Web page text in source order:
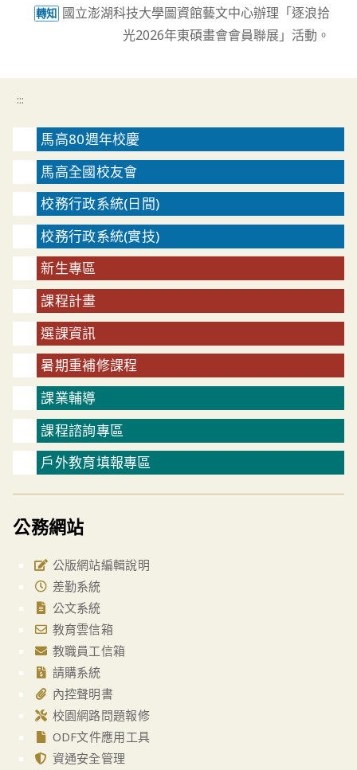
轉知 國立澎湖科技大學圖資館藝文中心辦理「逐浪拾
光2026年東碩畫會會員聯展」活動。
:::
馬高80週年校慶
馬高全國校友會
校務行政系統(日間)
校務行政系統(實技)
新生專區
課程計畫
選課資訊
暑期重補修課程
課業輔導
課程諮詢專區
戶外教育填報專區
公務網站
公版網站編輯說明
差勤系統
公文系統
教育雲信箱
教職員工信箱
請購系統
內控聲明書
校園網路問題報修
ODF文件應用工具
資通安全管理